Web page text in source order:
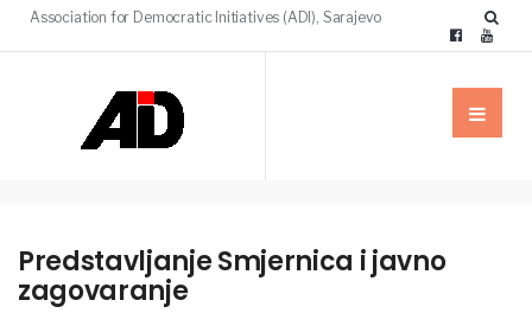
Association for Democratic Initiatives (ADI), Sarajevo
Predstavljanje Smjernica i javno
zagovaranje